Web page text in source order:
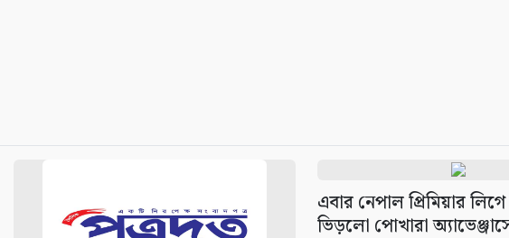
এবার নেপাল প্রিমিয়ার
ভিড়লো পোখারা